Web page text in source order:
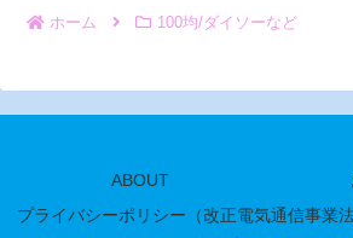
ホーム 100均/ダイソーなど
ABOUT
プライバシーポリシー（改正電気通信事業